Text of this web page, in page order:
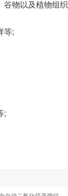
物以及植物组
等;
;